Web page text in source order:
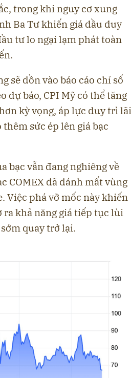
trong khi nguy cơ xung
Ba Tư khiến giá dầu duy
tư lo ngại lạm phát toàn
sẽ dồn vào báo cáo chỉ số
dự báo, CPI Mỹ có thể tăng
kỳ vọng, áp lực duy trì lãi
sức ép lên giá bạc
bạc vẫn đang nghiêng về
COMEX đã đánh mất vùng
Việc phá vỡ mốc này khiến
khả năng giá tiếp tục lùi
quay trở lại.